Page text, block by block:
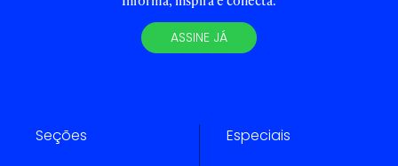
ASSINE JÁ
Seções Especiais